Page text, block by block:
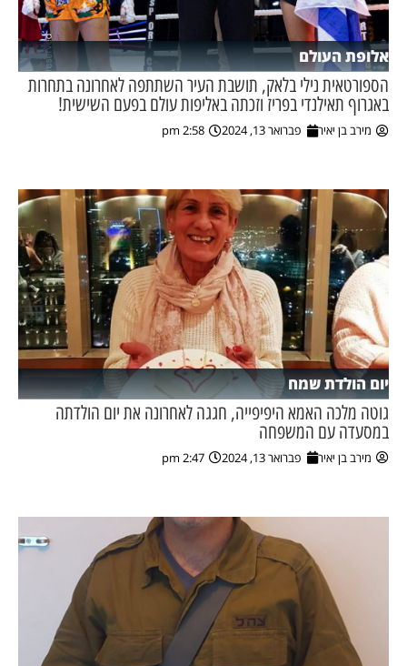
אלופת העולם
הספורטאית נילי בלאק, תושבת העיר השתתפה לאחרונה בתחרות
באגרוף תאילנדי בפריז וזכתה באליפות עולם בפעם השישית!
מירב בן יאיר פברואר 13, 2024 2:58 pm
יום הולדת שמח
גוטה מלכה האמא היפיפייה, חגגה לאחרונה את יום הולדתה
במסעדה עם המשפחה
מירב בן יאיר פברואר 13, 2024 2:47 pm